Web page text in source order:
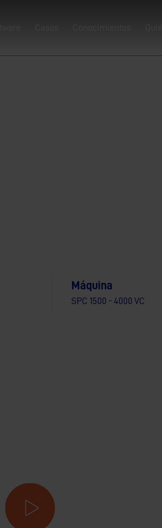
Máquina
SPC 1500 - 4000 VC